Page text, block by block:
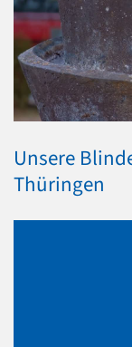
Unsere
Thüringen